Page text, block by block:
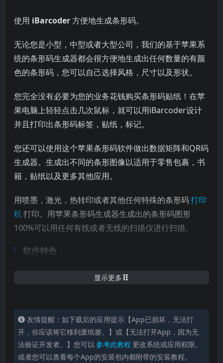
使用 方便地生成条形码。 iBarcoder 无论您是小型，中型
使用 iBarcoder方便地生成条形码。
无论您是小型，中型或者大型公司，我们的基于苹果系
统的条形码生成器都会很方便地生成出任何数量的有颜
色的条形码，您可以自己选择风格，尺寸以及形状。
您完全没有必要为您的业务花钱购买条形码贴纸！在苹
果电脑上轻轻点击几次鼠标，就可以用iBarcoder设计
并且打印出条形码标签，贴纸，标记。
您还可以使用这个苹果条形码软件做出数据矩阵和QR码
生成器。生成出不同的条形图像以适用于零售包裹，书
籍，贴纸以及更多其他应用。
用喷墨，激光，热转印或者其他任何特殊的条形码打印
机打印。用苹果条形码生成器生成出的条形码图形
100%可以用任何有线或者无线的扫描仪进行扫描。
软件特色
果
用进阶工具选项让改变条形码的类型，尺寸以及其
他内置属性变得十分简单轻松
显示更多
友情提醒：如下载后的应用提示【App已损坏，无法打
开，你应该将它移到废纸篓。】或【无法打开App，因为无
法验证开发者。】您可以 参考此教程 更改系统或应用权限。
或者您可以查看每个App的安装包内都附带的安装教程。